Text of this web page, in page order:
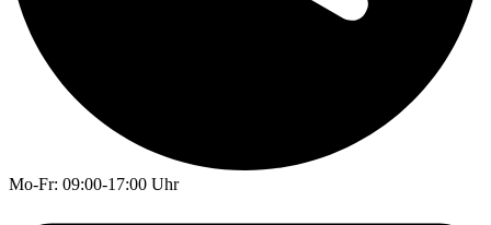
Mo-Fr: 09:00-17:00 Uhr